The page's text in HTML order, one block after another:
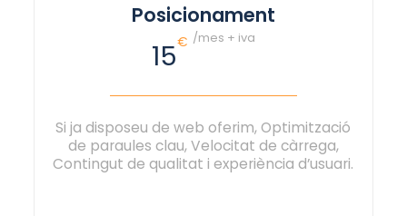
Posicionament
15€ /mes + iva
Si ja disposeu de web oferim, Optimització
de paraules clau, Velocitat de càrrega,
Contingut de qualitat i experiència d’usuari.